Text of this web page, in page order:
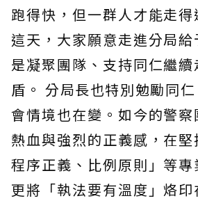
跑得快，但一群人才能走
這天，大家願意走進分局
是凝聚團隊、支持同仁繼
盾。 分局長也特別勉勵同
會情境也在變。如今的警
熱血與強烈的正義感，在堅
程序正義、比例原則」等專
更將「執法要有溫度」烙